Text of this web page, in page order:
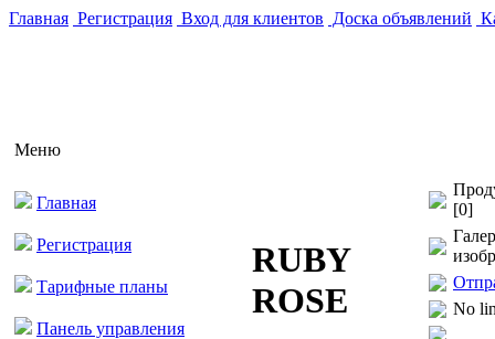
Главная Регистрация Вход для клиентов Доска объявлений
Меню
Главная
Регистрация
Тарифные планы
Панель управления
RUBY
ROSE
[0]
No